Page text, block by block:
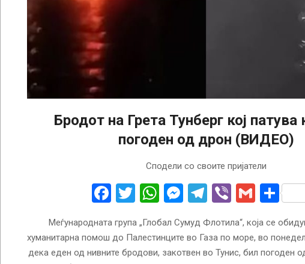
Бродот на Грета Тунберг кој патува
погоден од дрон (ВИДЕО)
Сподели со своите пријатели
Facebook
Twitter
WhatsApp
Messenger
Telegram
ViberGmail
Меѓународната група „Глобал Сумуд Флотила“, која се
хуманитарна помош до Палестинците во Газа по море, во
дека еден од нивните бродови, закотвен во Тунис, бил погоден